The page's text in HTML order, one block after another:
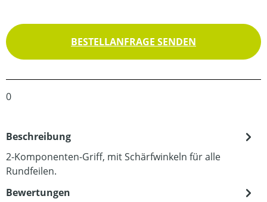
BESTELLANFRAGE SENDEN
0
Beschreibung
2-Komponenten-Griff, mit Schärfwinkeln für alle
Rundfeilen.
Bewertungen